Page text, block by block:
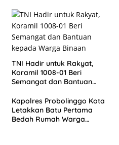
TNI Hadir untuk Rakyat,
Koramil 1008-01 Beri
Semangat dan Bantuan
Kapolres Probolinggo Kota
Letakkan Batu Pertama
Bedah Rumah Warga